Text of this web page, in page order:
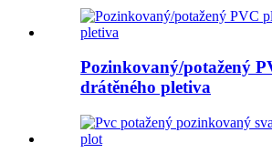
Pozinkovaný/potažený
drátěného pletiva